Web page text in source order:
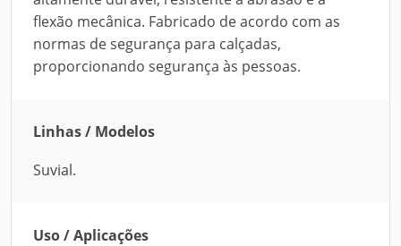
flexão mecânica. Fabricado de acordo com as
normas de segurança para calçadas,
proporcionando segurança às pessoas.
Linhas / Modelos
Suvial.
Uso / Aplicações